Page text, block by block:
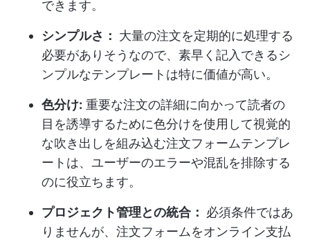
できます。
シンプルさ： 大量の注文を定期的に処理する
必要がありそうなので、素早く記入できるシ
ンプルなテンプレートは特に価値が高い。
色分け: 重要な注文の詳細に向かって読者の
目を誘導するために色分けを使用して視覚的
な吹き出しを組み込む注文フォームテンプレ
ートは、ユーザーのエラーや混乱を排除する
のに役立ちます。
プロジェクト管理との統合： 必須条件ではあ
りませんが、注文フォームをオンライン支払